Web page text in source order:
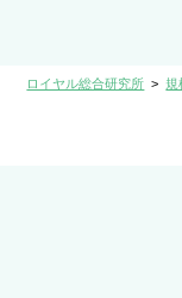
ロイヤル総合研究所 >規